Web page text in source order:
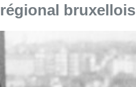
régional bruxellois